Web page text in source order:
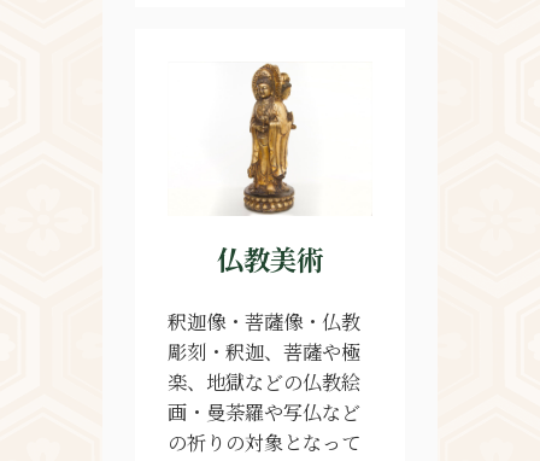
仏教美術
釈迦像・菩薩像・仏教
彫刻・釈迦、菩薩や極
楽、地獄などの仏教絵
画・曼荼羅や写仏など
の祈りの対象となって